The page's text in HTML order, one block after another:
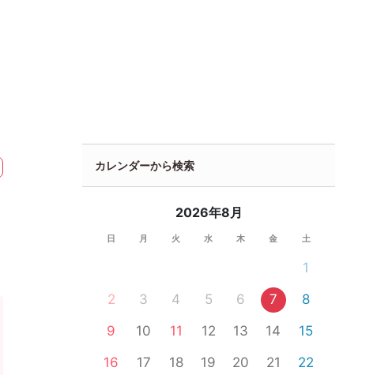
カレンダーから検索
2026年8月
日 月 火 水 木 金 土
1
2
3 4 5 6 7
8
9
10 11 12 13 14
15
16
17 18 19 20 21
22